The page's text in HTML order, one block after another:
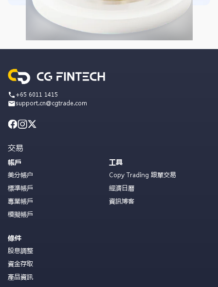
+65 6011 1415
support.cn@cgtrade.com
交易
帳戶
美分帳户
標準帳戶
專業帳戶
模擬帳戶
條件
股息調整
資金存取
產品資訊
工具
Copy Trading 跟單交易
經濟日曆
資訊博客